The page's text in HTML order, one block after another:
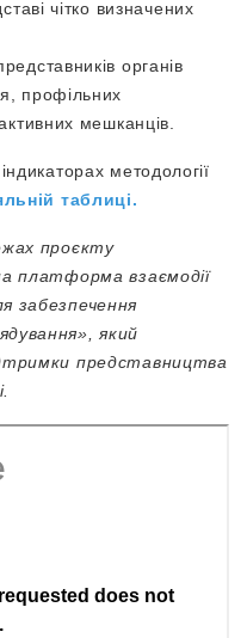
чітко визначених
органів
профільних
мешканців.
методології
таблиці.
проєкту
платформа взаємодії
забезпечення
який
представництва